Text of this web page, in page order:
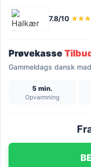
7.8/10
Prøvekasse
Gammeldags dansk
5 min.
Opvarmning